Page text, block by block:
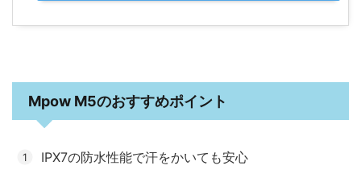
Mpow M5のおすすめポイント
IPX7の防水性能で汗をかいても安心